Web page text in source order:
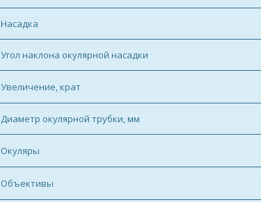
Насадка
Угол наклона окулярной насадки
Увеличение, крат
Диаметр окулярной трубки, мм
Окуляры
Объективы